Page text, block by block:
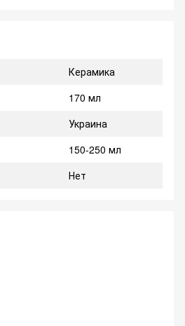
Керамика
170 мл
Украина
150-250 мл
Нет